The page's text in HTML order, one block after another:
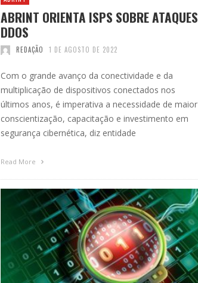
ABRINT ORIENTA ISPS SOBRE ATAQUES
DDOS
REDAÇÃO 1 DE AGOSTO DE 2022
Com o grande avanço da conectividade e da
multiplicação de dispositivos conectados nos
últimos anos, é imperativa a necessidade de maior
conscientização, capacitação e investimento em
segurança cibernética, diz entidade
Read More